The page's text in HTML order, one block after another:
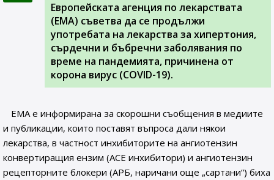
Европейската агенция по лекарствата
(ЕМА) съветва да се продължи
употребата на лекарства за хипертония,
сърдечни и бъбречни заболявания по
време на пандемията, причинена от
корона вирус (COVID-19).
ЕМА е информирана за скорошни съобщения в медиите
и публикации, които поставят въпроса дали някои
лекарства, в частност инхибиторите на ангиотензин
конвертиращия ензим (ACE инхибитори) и ангиотензин
рецепторните блокери (АРБ, наричани още „сартани“) биха